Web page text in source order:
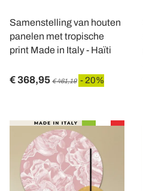
Samenstelling van houten
panelen met tropische
print Made in Italy - Haïti
€ 368,95 € 461,19 - 20%